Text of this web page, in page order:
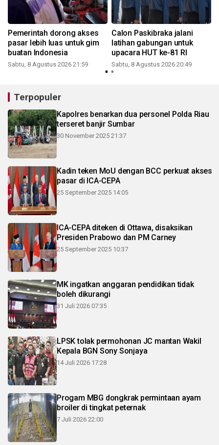
Pemerintah dorong akses
pasar lebih luas untuk gim
buatan Indonesia
Sabtu, 8 Agustus 2026 21:59
Calon Paskibraka jalani
latihan gabungan untuk
upacara HUT ke-81 RI
Sabtu, 8 Agustus 2026 20:49
Terpopuler
Kapolres benarkan dua personel Polda Riau
terseret banjir Sumbar
30 November 2025 21:37
Kadin teken MoU dengan BCC perkuat akses
pasar di ICA-CEPA
25 September 2025 14:05
ICA-CEPA diteken di Ottawa, disaksikan
Presiden Prabowo dan PM Carney
25 September 2025 10:37
MK ingatkan anggaran pendidikan tidak
boleh dikurangi
31 Juli 2026 07:35
LPSK tolak permohonan JC mantan Wakil
Kepala BGN Sony Sonjaya
14 Juli 2026 17:28
Progam MBG dongkrak permintaan ayam
broiler di tingkat peternak
7 Juli 2026 22:00